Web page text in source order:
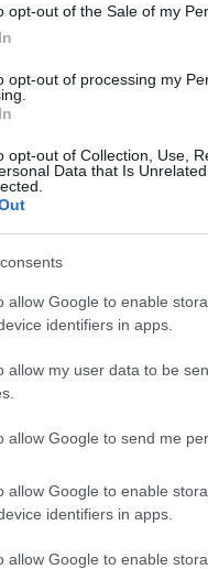
opt-out of the Sale of my
opt-out of processing my
opt-out of Collection, Use,
Data that Is
allow Google to enable
identifiers in apps.
allow my user data to be
allow Google to send me
allow Google to enable
identifiers in apps.
allow Google to enable
torinese, Gipo
fosse stanco
alla mano sinistra.
e al Roland
ovvero un
il suo obiettivo nei
L’importante è
che era il
di coraggio e di
più precisione nel